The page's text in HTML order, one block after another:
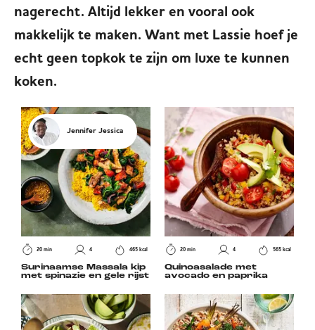
nagerecht. Altijd lekker en vooral ook
makkelijk te maken. Want met Lassie hoef je
echt geen topkok te zijn om luxe te kunnen
koken.
Jennifer Jessica
20 min 4 465 kcal
Surinaamse Massala kip
met spinazie en gele rijst
20 min 4 565 kcal
Quinoasalade met
avocado en paprika